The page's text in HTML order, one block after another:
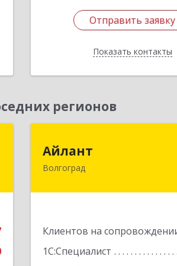
Отправить заявку
Показать контакты
Отправить заявку
Назад
регионов
Айлант
Волгоград
Клиентов на
1С:Специалист
400001, Волгоградская обл,